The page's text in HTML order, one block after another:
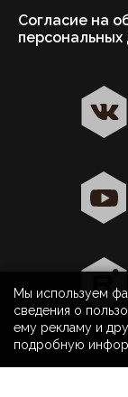
8 800 500 40 40
Да
Согласие на
Мы используем
сведения о
ему рекламу и
подробную